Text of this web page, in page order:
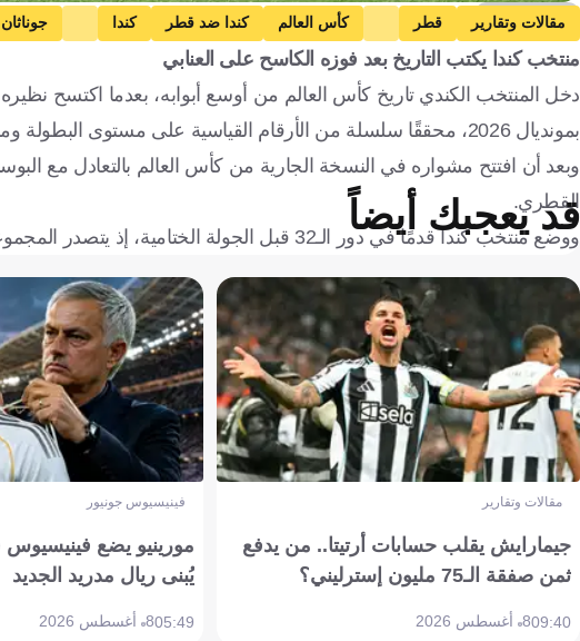
Getty Images
مقالات وتقارير قطر كأس العالم كندا ضد قطر كندا
منتخب كندا يكتب التاريخ بعد فوزه الكاسح على العنابي
بمونديال 2026، محققًا سلسلة من الأرقام القياسية على مستوى البطولة ومنطقة الكونكاكاف.
وبعد أن افتتح مشواره في النسخة الجارية من كأس العالم بالتعادل مع
القطري.
ووضع منتخب كندا قدمًا في دور الـ32 قبل الجولة الختامية، إذ يتصدر المجموعة برصيد 4 نقاط، بفارق الأهداف عن سويسرا قبل أن يلتقي المنتخبان.
قد يعجبك أيضاً
مقالات وتقارير
جيمارايش يقلب حسابات أرتيتا.. من يدفع
ثمن صفقة الـ75 مليون إسترليني؟
09:408 أغسطس 2026
فينيسيوس جونيور
مورينيو يضع فينيسيوس
يُبنى ريال مدريد الجديد
05:498 أغسطس 2026